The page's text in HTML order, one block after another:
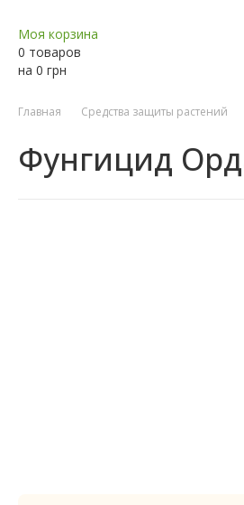
Моя корзина
0 товаров
на 0 грн
Главная Средства защиты растений
Фунгицид